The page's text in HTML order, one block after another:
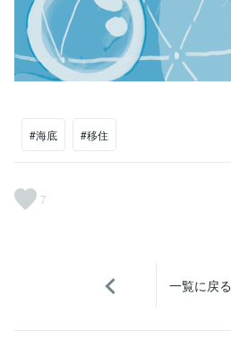
#海底 #移住
7
一覧に戻る